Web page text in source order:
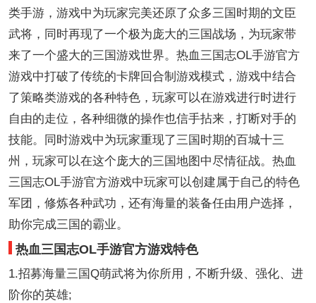
类手游，游戏中为玩家完美还原了众多三国时期的文臣
武将，同时再现了一个极为庞大的三国战场，为玩家带
来了一个盛大的三国游戏世界。热血三国志OL手游官方
游戏中打破了传统的卡牌回合制游戏模式，游戏中结合
了策略类游戏的各种特色，玩家可以在游戏进行时进行
自由的走位，各种细微的操作也信手拈来，打断对手的
技能。同时游戏中为玩家重现了三国时期的百城十三
州，玩家可以在这个庞大的三国地图中尽情征战。热血
三国志OL手游官方游戏中玩家可以创建属于自己的特色
军团，修炼各种武功，还有海量的装备任由用户选择，
助你完成三国的霸业。
热血三国志OL手游官方游戏特色
1.招募海量三国Q萌武将为你所用，不断升级、强化、进
阶你的英雄;